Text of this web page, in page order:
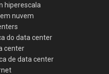
hiperescala
nuvem
do data center
center
de data center